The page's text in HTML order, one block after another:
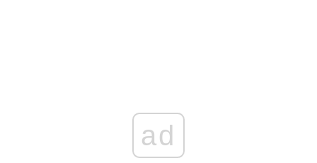
ad